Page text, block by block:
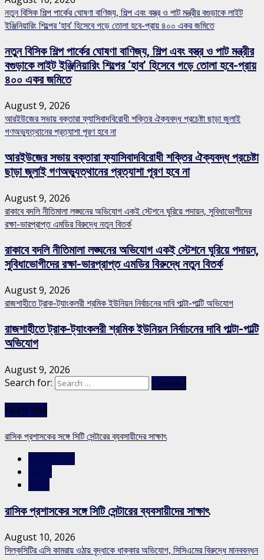
নতুন বিসিক শিল্প পার্কের ঘোষণা বাণিজ্য, শিল্প এবং বস্ত্র ও পাট মন্ত্রীর বগুড়াকে লাইট
ইঞ্জিনিয়ারিং শিল্পের ‘হাব’ হিসেবে গড়ে তোলা হবে-প্রায় ৪০০ একর জমিতে
নতুন বিসিক শিল্প পার্কের ঘোষণা বাণিজ্য, শিল্প এবং বস্ত্র ও পাট মন্ত্রীর
বগুড়াকে লাইট ইঞ্জিনিয়ারিং শিল্পের ‘হাব’ হিসেবে গড়ে তোলা হবে-প্রায়
৪০০ একর জমিতে
August 9, 2026
আরইউজের সভায় বক্তারা ফ্যাসিবাদবিরোধী শক্তির ঐক্যবদ্ধ প্রচেষ্টা ছাড়া জুলাই
গণঅভ্যুত্থানের প্রত্যাশা পূরণ হবে না
আরইউজের সভায় বক্তারা ফ্যাসিবাদবিরোধী শক্তির ঐক্যবদ্ধ প্রচেষ্টা
ছাড়া জুলাই গণঅভ্যুত্থানের প্রত্যাশা পূরণ হবে না
August 9, 2026
রাকাবে বদলি নীতিমালা লঙ্ঘনের অভিযোগ একই স্টেশনে ঘুরিয়ে পদায়ন, সুবিধাভোগীদের
রক্ষা-ভারপ্রাপ্ত এমডির বিরুদ্ধে নতুন বিতর্ক
রাকাবে বদলি নীতিমালা লঙ্ঘনের অভিযোগ একই স্টেশনে ঘুরিয়ে পদায়ন,
সুবিধাভোগীদের রক্ষা-ভারপ্রাপ্ত এমডির বিরুদ্ধে নতুন বিতর্ক
August 9, 2026
রাজশাহীতে ট্রাক-ট্যাংকলরী শ্রমিক ইউনিয়ন নির্বাচনের দাবি পাল্টা-পাল্টি অভিযোগ
রাজশাহীতে ট্রাক-ট্যাংকলরী শ্রমিক ইউনিয়ন নির্বাচনের দাবি পাল্টা-পাল্টি
অভিযোগ
August 9, 2026
Search for:
আরও খবর
রাসিক প্রশাসকের সঙ্গে সিটি সেন্টারের ব্যবসায়ীদের সাক্ষাৎ
রাসিক প্রশাসকের সঙ্গে সিটি সেন্টারের ব্যবসায়ীদের সাক্ষাৎ
August 10, 2026
সিল্কসিটির এসি কামরায় ওঠায় বৃদ্ধাকে ধাক্কার অভিযোগ, সিসিএমের বিরুদ্ধে মানববন্ধন